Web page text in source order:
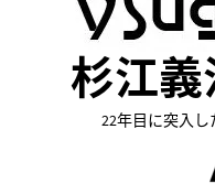
杉江義
22年目に突入